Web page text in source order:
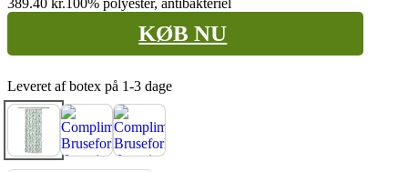
649,00 kr..389,40 kr..
389.40 kr.100% polyester, antibakteriel
KØB NU
Leveret af botex på 1-3 dage